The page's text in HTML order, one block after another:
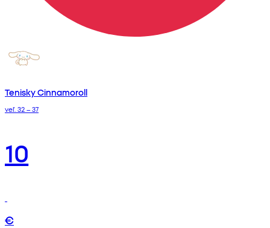
Tenisky Cinnamoroll
veľ. 32 – 37
10
€